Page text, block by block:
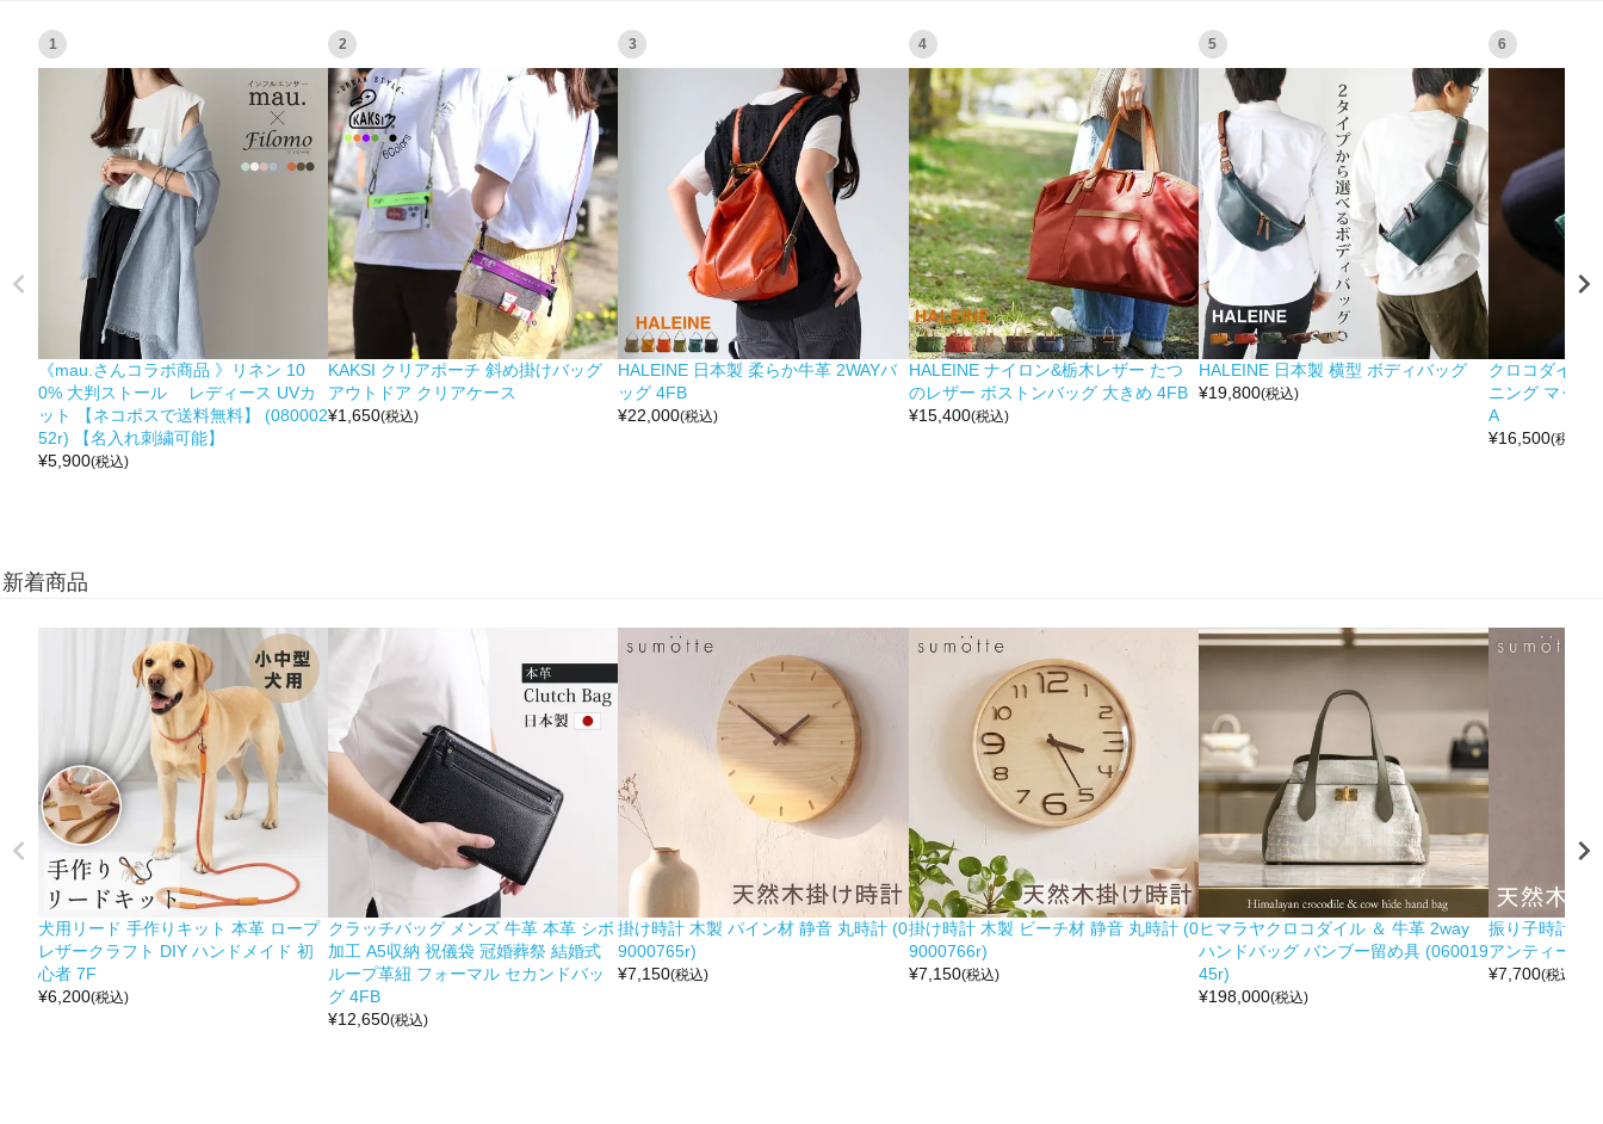
1
《mau.さんコラボ商品 》リネン 10
0% 大判ストール レディース UVカ
ット 【ネコポスで送料無料】 (080002
52r) 【名入れ刺繍可能】
¥5,900(税込)
2
KAKSI クリアポーチ 斜め掛けバッグ
アウトドア クリアケース
¥1,650(税込)
3
HALEINE 日本製 柔らか牛革 2WAYバ
ッグ 4FB
¥22,000(税込)
4
HALEINE ナイロン&栃木レザー たつ
のレザー ボストンバッグ 大きめ 4FB
¥15,400(税込)
5
HALEINE 日本製 横型 ボディバッグ
¥19,800(税込)
6
クロコダイル
ニング マット
A
¥16,500(税込)
新着商品
犬用リード 手作りキット 本革 ロープ
レザークラフト DIY ハンドメイド 初
心者 7F
¥6,200(税込)
クラッチバッグ メンズ 牛革 本革 シボ
加工 A5収納 祝儀袋 冠婚葬祭 結婚式
ループ革紐 フォーマル セカンドバッ
グ 4FB
¥12,650(税込)
掛け時計 木製 パイン材 静音 丸時計 (0
9000765r)
¥7,150(税込)
掛け時計 木製 ビーチ材 静音 丸時計 (0
9000766r)
¥7,150(税込)
ヒマラヤクロコダイル ＆ 牛革 2way
ハンドバッグ バンブー留め具 (060019
45r)
¥198,000(税込)
振り子時計 木
アンティーク
¥7,700(税込)